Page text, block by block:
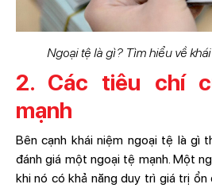
Ngoại tệ là gì? Tìm hiểu về
2. Các tiêu chí
mạnh
Bên cạnh khái niệm ngoại tệ là gì
đánh giá một ngoại tệ mạnh. Một
khi nó có khả năng duy trì giá trị ổn